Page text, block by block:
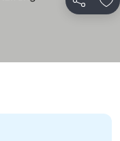
分享 放